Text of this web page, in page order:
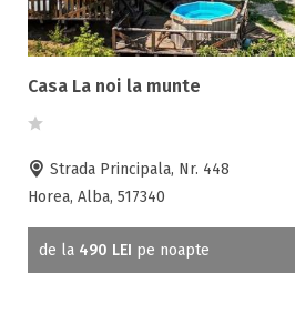
Casa La noi la munte
Strada Principala, Nr. 448
Horea, Alba, 517340
de la 490 LEI pe noapte